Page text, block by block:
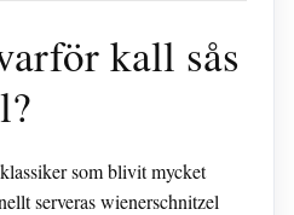
kall sås
som blivit mycket
serveras wienerschnitzel